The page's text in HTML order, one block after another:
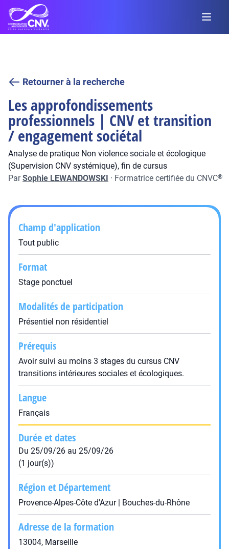
Retourner à la recherche
Les approfondissements
professionnels | CNV et transition
/ engagement sociétal
Analyse de pratique Non violence sociale et écologique
(Supervision CNV systémique), fin de cursus
ParSophie LEWANDOWSKI · Formatrice certifiée du CNVC®
Champ d'application
Tout public
Format
Stage ponctuel
Modalités de participation
Présentiel non résidentiel
Prérequis
Avoir suivi au moins 3 stages du cursus CNV
transitions intérieures sociales et écologiques.
Langue
Français
Durée et dates
Du 25/09/26 au 25/09/26
(1 jour(s))
Région et Département
Provence-Alpes-Côte d'Azur | Bouches-du-Rhône
Adresse de la formation
13004, Marseille